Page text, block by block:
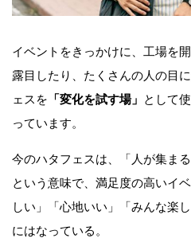
イベントをきっかけに、工場を
露目したり、たくさんの人の目
ェスを 「変化を試す場」 として
っています。
今のハタフェスは、「人が集ま
という意味で、満足度の高いイ
しい」「心地いい」「みんな楽
にはなっている。